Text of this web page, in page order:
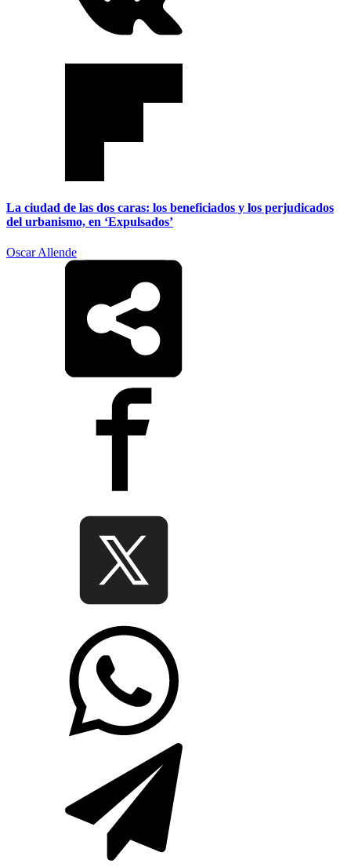
La ciudad de las dos caras: los beneficiados y los perjudicados
del urbanismo, en ‘Expulsados’
Oscar Allende